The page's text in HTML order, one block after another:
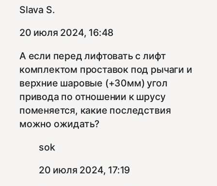
Slava S.
20 июля 2024, 16:48
А если перед лифтовать с лифт
комплектом проставок под рычаги и
верхние шаровые (+30мм) угол
привода по отношении к шрусу
поменяется, какие последствия
можно ожидать?
sok
20 июля 2024, 17:19